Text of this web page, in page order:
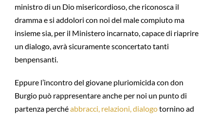
ministro di un Dio misericordioso, che riconosca il
dramma e si addolori con noi del male compiuto ma
insieme sia, per il Ministero incarnato, capace di riaprire
un dialogo, avrà sicuramente sconcertato tanti
benpensanti.
Eppure l’incontro del giovane pluriomicida con don
Burgio può rappresentare anche per noi un punto di
partenza perchéabbracci, relazioni, dialogotornino ad